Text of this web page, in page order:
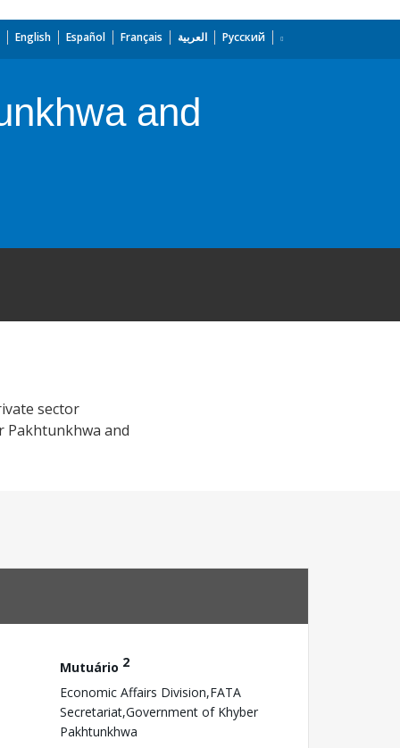
English Español Français العربية Русский
and
sector
Pakhtunkhwa and
Mutuário 2
Economic Affairs Division,FATA
Secretariat,Government of Khyber
Pakhtunkhwa